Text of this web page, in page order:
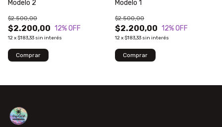
Modelo 2
$2.200,00
$2.500,00
12% OFF
12x $183,33 sin interés
Modelo 1
$2.200,00
$2.500,00
12% OFF
12x $183,33 sin interés